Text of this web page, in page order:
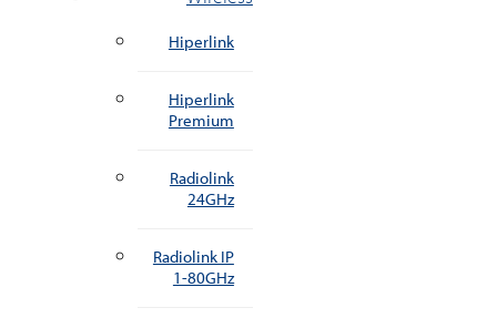
Hiperlink
Hiperlink
Premium
Radiolink
24GHz
Radiolink IP
1-80GHz